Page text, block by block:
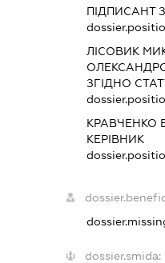
ПІДПИСАНТ
ЛІСОВИК
ЗГІДНО
КРАВЧЕНКО
КЕРІВНИК
dossier.smida: